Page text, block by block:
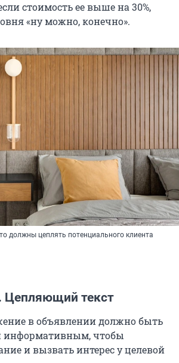
стоимость ее выше на 30%,
«ну можно, конечно».
должны цеплять потенциального клиента
Цепляющий текст
в объявлении должно быть
чтобы
и вызвать интерес у целевой